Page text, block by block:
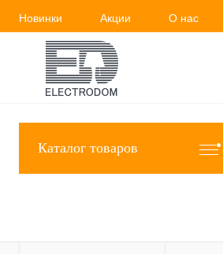
Новинки Акции О нас
Каталог товаров